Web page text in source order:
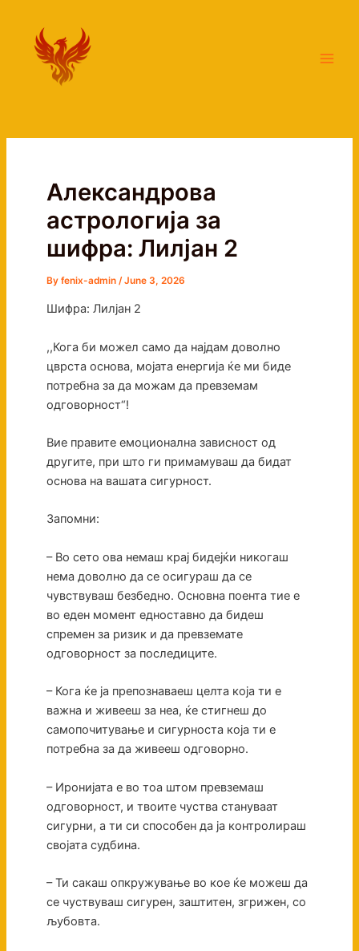
content
Александрова
астрологија за
шифра: Лилјан 2
By fenix-admin /June 3, 2026
Шифра: Лилјан 2
,,Кога би можел само да најдам доволно
цврста основа, мојата енергија ќе ми биде
потребна за да можам да превземам
одговорност“!
Вие правите емоционална зависност од
другите, при што ги примамуваш да бидат
основа на вашата сигурност.
Запомни:
– Во сето ова немаш крај бидејќи никогаш
нема доволно да се осигураш да се
чувствуваш безбедно. Основна поента тие е
во еден момент едноставно да бидеш
спремен за ризик и да превземате
одговорност за последиците.
– Кога ќе ја препознаваеш целта која ти е
важна и живееш за неа, ќе стигнеш до
самопочитување и сигурноста која ти е
потребна за да живееш одговорно.
– Иронијата е во тоа штом превземаш
одговорност, и твоите чуства стануваат
сигурни, а ти си способен да ја контролираш
својата судбина.
– Ти сакаш опкружување во кое ќе можеш да
се чуствуваш сигурен, заштитен, згрижен, со
љубовта.